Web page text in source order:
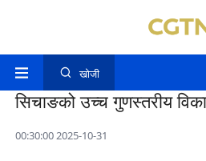
खोजी
सिचाङको उच्च गुणस्तरीय
00:30:00 2025-10-31